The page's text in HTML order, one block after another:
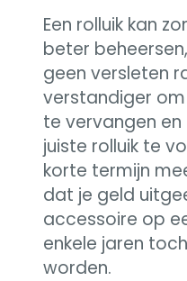
Een rolluik kan
beter
geen versleten
verstandiger
te vervangen
juiste rolluik te
korte termijn
dat je geld
accessoire op
enkele jaren
worden.